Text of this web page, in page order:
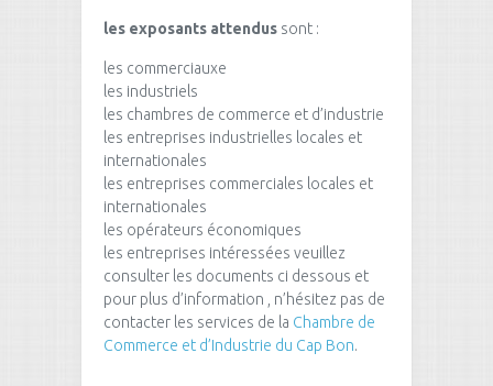
les exposants attendus sont :
les commerciauxe
les industriels
les chambres de commerce et d’industrie
les entreprises industrielles locales et
internationales
les entreprises commerciales locales et
internationales
les opérateurs économiques
les entreprises intéressées veuillez
consulter les documents ci dessous et
pour plus d’information , n’hésitez pas de
contacter les services de la Chambre de
Commerce et d’Industrie du Cap Bon.